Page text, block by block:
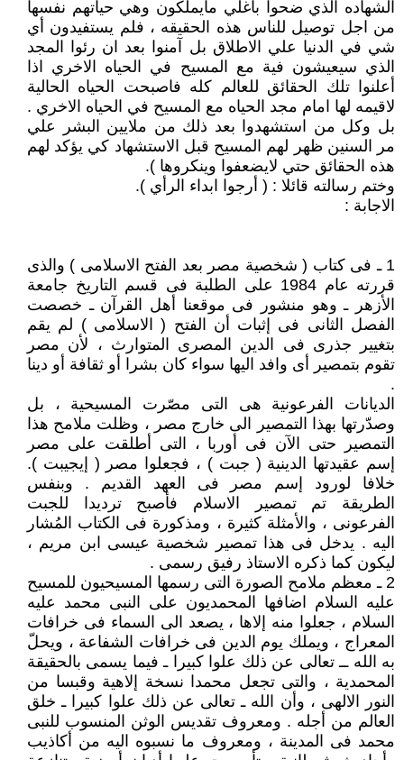
الشهاده الذي ضحوا باغلي مايملكون وهي حياتهم نفسها
من اجل توصيل للناس هذه الحقيقه ، فلم يستفيدون أي
شي في الدنيا علي الاطلاق بل آمنوا بعد ان رئوا المجد
الذي سيعيشون فية مع المسيح في الحياه الاخري اذا
أعلنوا تلك الحقائق للعالم كله فاصبحت الحياه الحالية
لاقيمه لها امام مجد الحياه مع المسيح في الحياه الاخري .
بل وكل من استشهدوا بعد ذلك من ملايين البشر علي
مر السنين ظهر لهم المسيح قبل الاستشهاد كي يؤكد لهم
هذه الحقائق حتي لايضعفوا وينكروها ).
وختم رسالته قائلا : ( أرجوا ابداء الرأي ).
الاجابة :
1 ـ فى كتاب ( شخصية مصر بعد الفتح الاسلامى ) والذى
قررته عام 1984 على الطلبة فى قسم التاريخ جامعة
الأزهر ـ وهو منشور فى موقعنا أهل القرآن ـ خصصت
الفصل الثانى فى إثبات أن الفتح ( الاسلامى ) لم يقم
بتغيير جذرى فى الدين المصرى المتوارث ، لأن مصر
تقوم بتمصير أى وافد اليها سواء كان بشرا أو ثقافة أو دينا
.
الديانات الفرعونية هى التى مصّرت المسيحية ، بل
وصدّرتها بهذا التمصير الى خارج مصر ، وظلت ملامح هذا
التمصير حتى الآن فى أوربا ، التى أطلقت على مصر
إسم عقيدتها الدينية ( جبت ) ، فجعلوا مصر ( إيجيبت ).
خلافا لورود إسم مصر فى العهد القديم . وبنفس
الطريقة تم تمصير الاسلام فأصبح ترديدا للجبت
الفرعونى ، والأمثلة كثيرة ، ومذكورة فى الكتاب المُشار
اليه . يدخل فى هذا تمصير شخصية عيسى ابن مريم ،
ليكون كما ذكره الاستاذ رفيق رسمى .
2 ـ معظم ملامح الصورة التى رسمها المسيحيون للمسيح
عليه السلام اضافها المحمديون على النبى محمد عليه
السلام ، جعلوا منه إلاها ، يصعد الى السماء فى خرافات
المعراج ، ويملك يوم الدين فى خرافات الشفاعة ، ويحلّ
به الله ــ تعالى عن ذلك علوا كبيرا ـ فيما يسمى بالحقيقة
المحمدية ، والتى تجعل محمدا نسخة إلاهية وقبسا من
النور الالهى ، وأن الله ـ تعالى عن ذلك علوا كبيرا ـ خلق
العالم من أجله . ومعروف تقديس الوثن المنسوب للنبى
محمد فى المدينة ، ومعروف ما نسبوه اليه من أكاذيب